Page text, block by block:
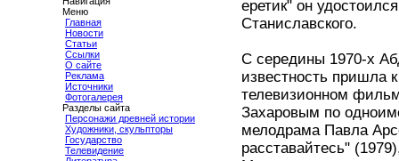
Меню
Главная
Новости
Статьи
Ссылки
О сайте
Реклама
Источники
Фотогалерея
Разделы сайта
Персонажи древней истории
Художники, скульпторы
Государство
Телевидение
еретик" он
Станиславского.
С середины 1970-х
известность пришла
телевизионном
Захаровым по
мелодрама Павла
расставайтесь"